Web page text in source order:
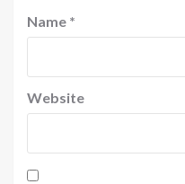
Name *
Website